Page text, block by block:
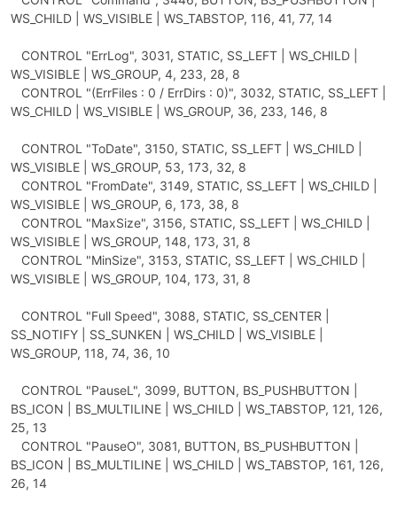
WS_CHILD | WS_VISIBLE | WS_TABSTOP, 116, 41, 77, 14
CONTROL "ErrLog", 3031, STATIC, SS_LEFT | WS_CHILD |
WS_VISIBLE | WS_GROUP, 4, 233, 28, 8
CONTROL "(ErrFiles : 0 / ErrDirs : 0)", 3032, STATIC, SS_LEFT |
WS_CHILD | WS_VISIBLE | WS_GROUP, 36, 233, 146, 8
CONTROL "ToDate", 3150, STATIC, SS_LEFT | WS_CHILD |
WS_VISIBLE | WS_GROUP, 53, 173, 32, 8
CONTROL "FromDate", 3149, STATIC, SS_LEFT | WS_CHILD |
WS_VISIBLE | WS_GROUP, 6, 173, 38, 8
CONTROL "MaxSize", 3156, STATIC, SS_LEFT | WS_CHILD |
WS_VISIBLE | WS_GROUP, 148, 173, 31, 8
CONTROL "MinSize", 3153, STATIC, SS_LEFT | WS_CHILD |
WS_VISIBLE | WS_GROUP, 104, 173, 31, 8
CONTROL "Full Speed", 3088, STATIC, SS_CENTER |
SS_NOTIFY | SS_SUNKEN | WS_CHILD | WS_VISIBLE |
WS_GROUP, 118, 74, 36, 10
CONTROL "PauseL", 3099, BUTTON, BS_PUSHBUTTON |
BS_ICON | BS_MULTILINE | WS_CHILD | WS_TABSTOP, 121, 126,
25, 13
CONTROL "PauseO", 3081, BUTTON, BS_PUSHBUTTON |
BS_ICON | BS_MULTILINE | WS_CHILD | WS_TABSTOP, 161, 126,
26, 14